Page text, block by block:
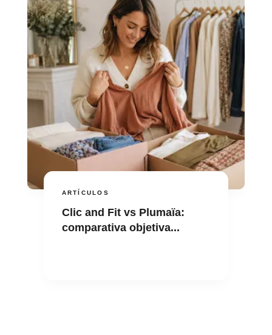
ARTÍCULOS
Clic and Fit vs Plumaïa:
comparativa objetiva...